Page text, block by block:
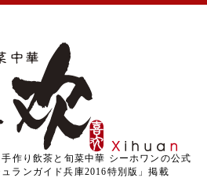
作り飲茶と旬菜中華 シーホワンの公式
ランガイド兵庫2016特別版」掲載